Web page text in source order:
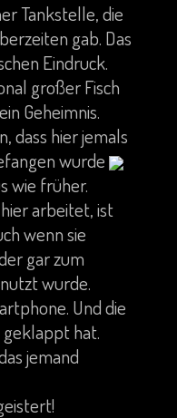
Tankstelle, die
gab. Das
Eindruck.
großer Fisch
Geheimnis.
dass hier jemals
wurde
wie früher.
arbeitet, ist
wenn sie
gar zum
wurde.
Und die
geklappt hat.
jemand